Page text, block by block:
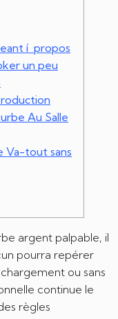
í propos
un peu
Au Salle
Va-tout sans
argent palpable, il
pourra repérer
ou sans
continue le
règles